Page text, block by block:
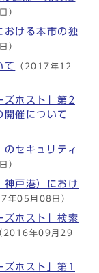
）
おける本市の独
）
て （2017年12
ズホスト」第2
開催について
セキュリティ
）
神戸港）におけ
年05月08日）
ズホスト」検索
2016年09月29
ズホスト」第1